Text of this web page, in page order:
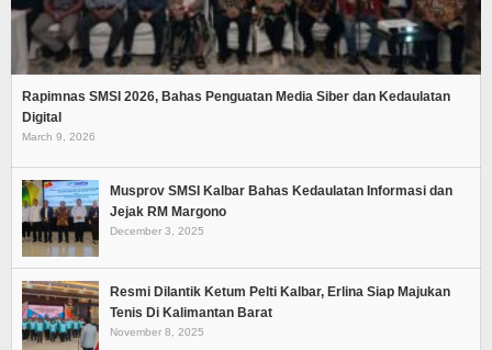
Rapimnas SMSI 2026, Bahas Penguatan Media Siber dan Kedaulatan
Digital
March 9, 2026
Musprov SMSI Kalbar Bahas Kedaulatan Informasi dan
Jejak RM Margono
December 3, 2025
Resmi Dilantik Ketum Pelti Kalbar, Erlina Siap Majukan
Tenis Di Kalimantan Barat
November 8, 2025